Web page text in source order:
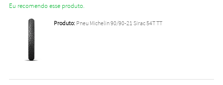
Eu recomendo esse produto.
Produto:Pneu Michelin 90/90-21 Sirac 54T TT